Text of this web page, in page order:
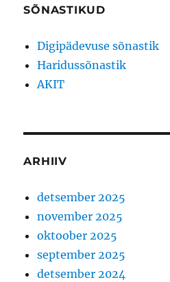
SÕNASTIKUD
Digipädevuse sõnastik
Haridussõnastik
AKIT
ARHIIV
detsember 2025
november 2025
oktoober 2025
september 2025
detsember 2024